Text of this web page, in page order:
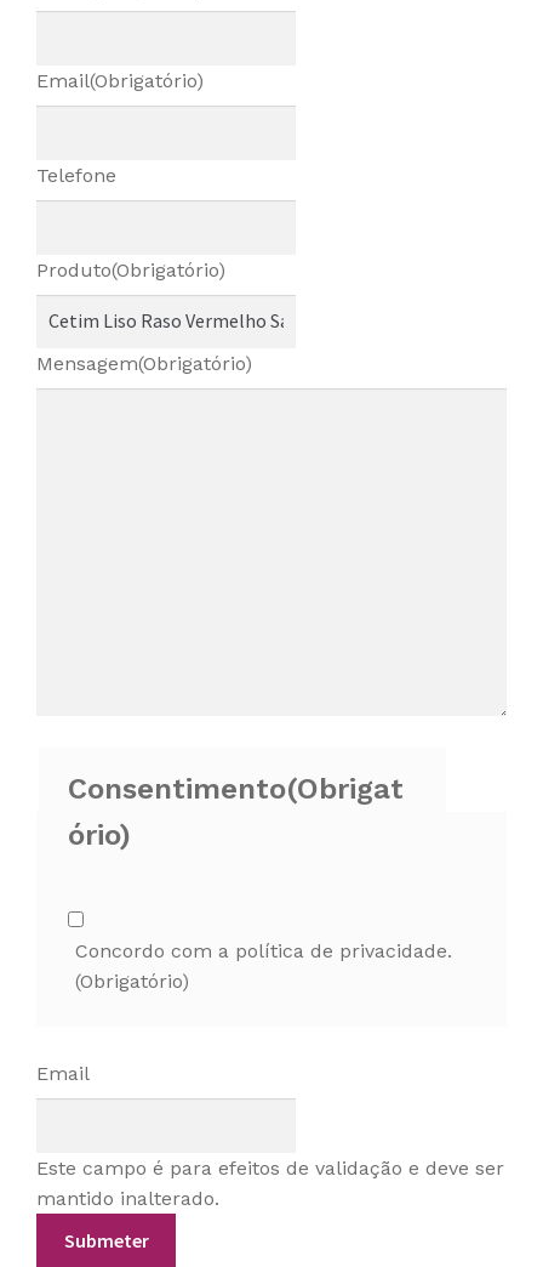
Email(Obrigatório)
Telefone
Produto(Obrigatório)
Mensagem(Obrigatório)
Consentimento(Obrigat
ório)
Concordo com a política de privacidade.
(Obrigatório)
Email
Este campo é para efeitos de validação e deve ser
mantido inalterado.